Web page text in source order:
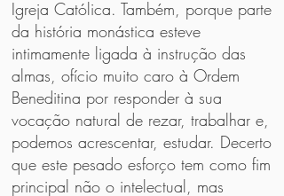
Igreja Católica. Também, porque parte
da história monástica esteve
intimamente ligada à instrução das
almas, ofício muito caro à Ordem
Beneditina por responder à sua
vocação natural de rezar, trabalhar e,
podemos acrescentar, estudar. Decerto
que este pesado esforço tem como fim
principal não o intelectual, mas